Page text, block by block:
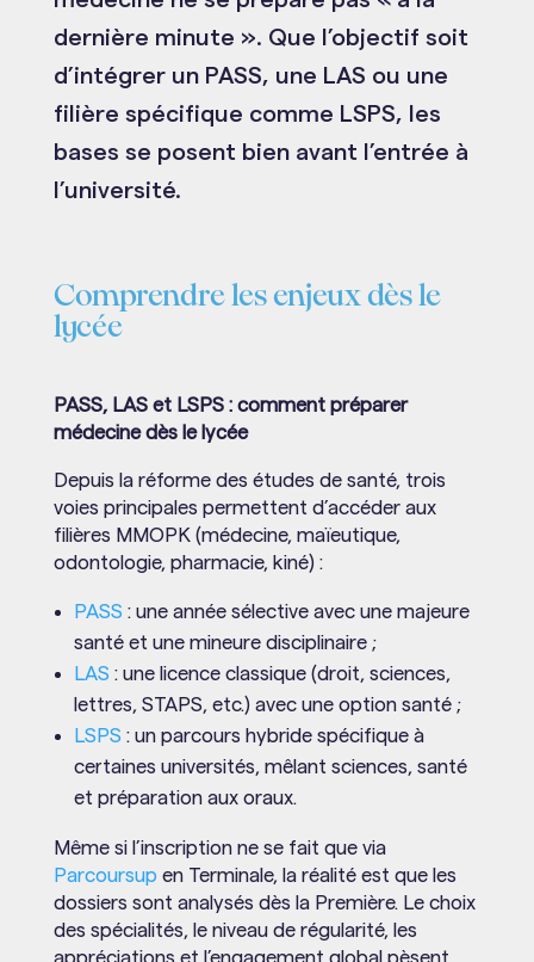
dernière minute ». Que l’objectif soit
d’intégrer un PASS, une LAS ou une
filière spécifique comme LSPS, les
bases se posent bien avant l’entrée à
l’université.
Comprendre les enjeux dès le
lycée
PASS, LAS et LSPS : comment préparer
médecine dès le lycée
Depuis la réforme des études de santé, trois
voies principales permettent d’accéder aux
filières MMOPK (médecine, maïeutique,
odontologie, pharmacie, kiné) :
PASS : une année sélective avec une majeure
santé et une mineure disciplinaire ;
LAS : une licence classique (droit, sciences,
lettres, STAPS, etc.) avec une option santé ;
LSPS : un parcours hybride spécifique à
certaines universités, mêlant sciences, santé
et préparation aux oraux.
Même si l’inscription ne se fait que via
Parcoursupen Terminale, la réalité est que les
dossiers sont analysés dès la Première. Le choix
des spécialités, le niveau de régularité, les
appréciations et l’engagement global pèsent